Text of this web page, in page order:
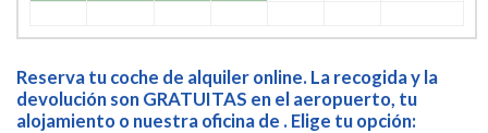
Reserva tu coche de alquiler online. La recogida y la
devolución son GRATUITAS en el aeropuerto, tu
alojamiento o nuestra oficina de . Elige tu opción: